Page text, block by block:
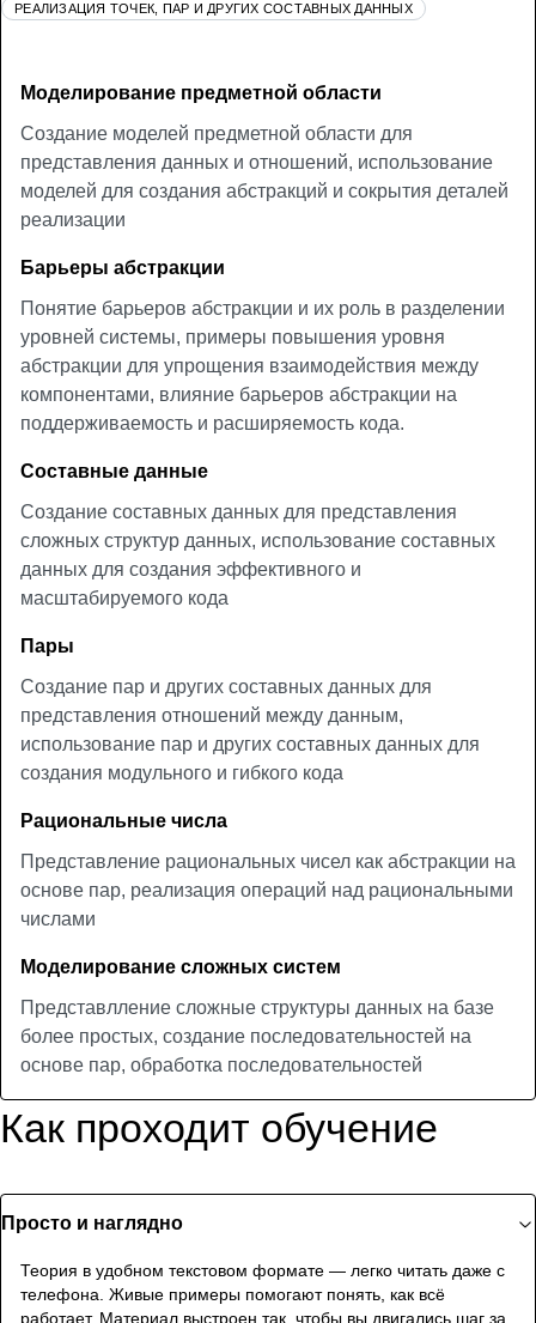
РЕАЛИЗАЦИЯ ТОЧЕК, ПАР И ДРУГИХ СОСТАВНЫХ ДАННЫХ
Моделирование предметной области
Создание моделей предметной области для
представления данных и отношений, использование
моделей для создания абстракций и сокрытия деталей
реализации
Барьеры абстракции
Понятие барьеров абстракции и их роль в разделении
уровней системы, примеры повышения уровня
абстракции для упрощения взаимодействия между
компонентами, влияние барьеров абстракции на
поддерживаемость и расширяемость кода.
Составные данные
Создание составных данных для представления
сложных структур данных, использование составных
данных для создания эффективного и
масштабируемого кода
Пары
Создание пар и других составных данных для
представления отношений между данным,
использование пар и других составных данных для
создания модульного и гибкого кода
Рациональные числа
Представление рациональных чисел как абстракции на
основе пар, реализация операций над рациональными
числами
Моделирование сложных систем
Представлление сложные структуры данных на базе
более простых, создание последовательностей на
основе пар, обработка последовательностей
Как проходит обучение
Просто и наглядно
Теория в удобном текстовом формате — легко читать даже с
телефона. Живые примеры помогают понять, как всё
работает. Материал выстроен так, чтобы вы двигались шаг за